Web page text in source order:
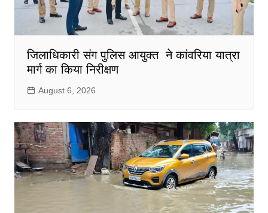
जिलाधिकारी संग पुलिस आयुक्त ने कांवरिया यात्रा
मार्ग का किया निरीक्षण
August 6, 2026